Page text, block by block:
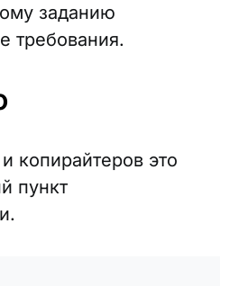
заданию
требования.
копирайтеров это
пункт